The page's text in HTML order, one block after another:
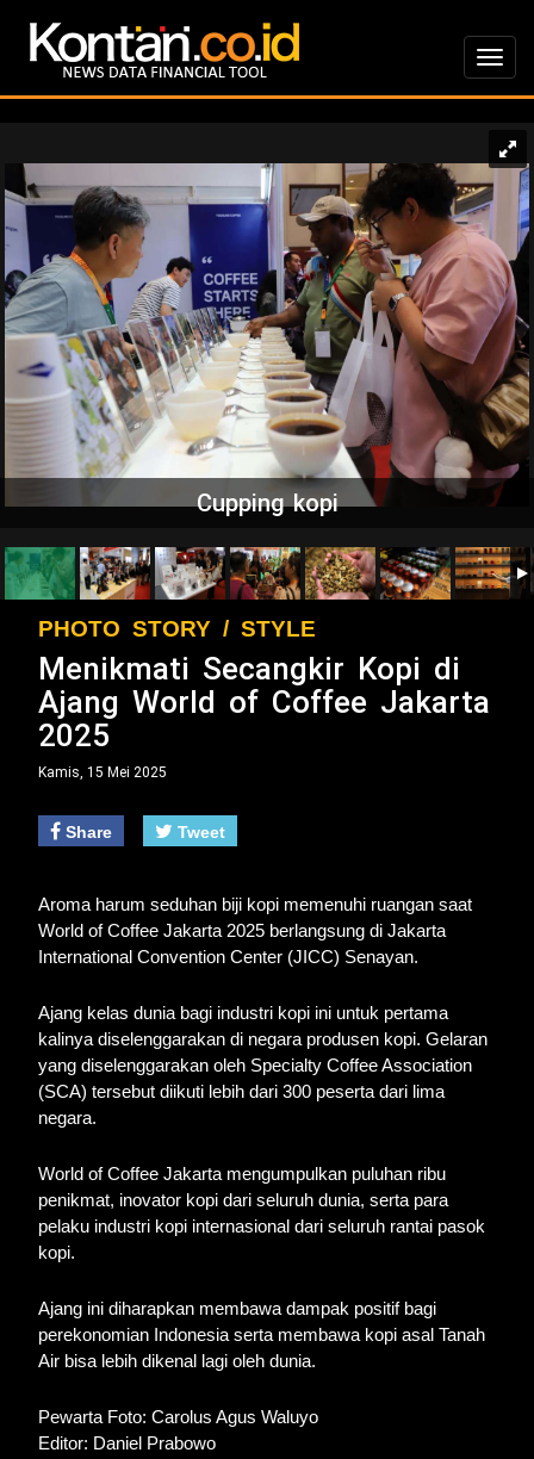
Cupping kopi
PHOTO STORY / STYLE
Menikmati Secangkir Kopi di
Ajang World of Coffee Jakarta
2025
Kamis, 15 Mei 2025
Share Tweet
Aroma harum seduhan biji kopi memenuhi ruangan saat
World of Coffee Jakarta 2025 berlangsung di Jakarta
International Convention Center (JICC) Senayan.
Ajang kelas dunia bagi industri kopi ini untuk pertama
kalinya diselenggarakan di negara produsen kopi. Gelaran
yang diselenggarakan oleh Specialty Coffee Association
(SCA) tersebut diikuti lebih dari 300 peserta dari lima
negara.
World of Coffee Jakarta mengumpulkan puluhan ribu
penikmat, inovator kopi dari seluruh dunia, serta para
pelaku industri kopi internasional dari seluruh rantai pasok
kopi.
Ajang ini diharapkan membawa dampak positif bagi
perekonomian Indonesia serta membawa kopi asal Tanah
Air bisa lebih dikenal lagi oleh dunia.
Pewarta Foto: Carolus Agus Waluyo
Editor: Daniel Prabowo